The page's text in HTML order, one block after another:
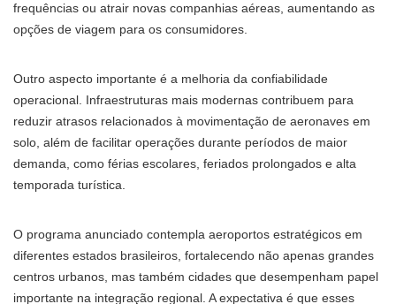
frequências ou atrair novas companhias aéreas, aumentando as
opções de viagem para os consumidores.
Outro aspecto importante é a melhoria da confiabilidade
operacional. Infraestruturas mais modernas contribuem para
reduzir atrasos relacionados à movimentação de aeronaves em
solo, além de facilitar operações durante períodos de maior
demanda, como férias escolares, feriados prolongados e alta
temporada turística.
O programa anunciado contempla aeroportos estratégicos em
diferentes estados brasileiros, fortalecendo não apenas grandes
centros urbanos, mas também cidades que desempenham papel
importante na integração regional. A expectativa é que esses